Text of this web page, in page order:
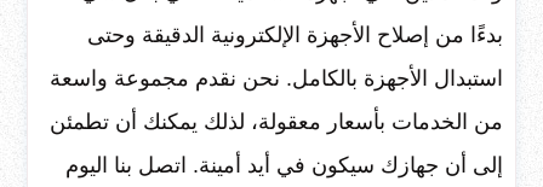
بدءًا من إصلاح الأجهزة الإلكترونية الدقيقة وحتى
استبدال الأجهزة بالكامل. نحن نقدم مجموعة واسعة
من الخدمات بأسعار معقولة، لذلك يمكنك أن تطمئن
إلى أن جهازك سيكون في أيد أمينة. اتصل بنا اليوم